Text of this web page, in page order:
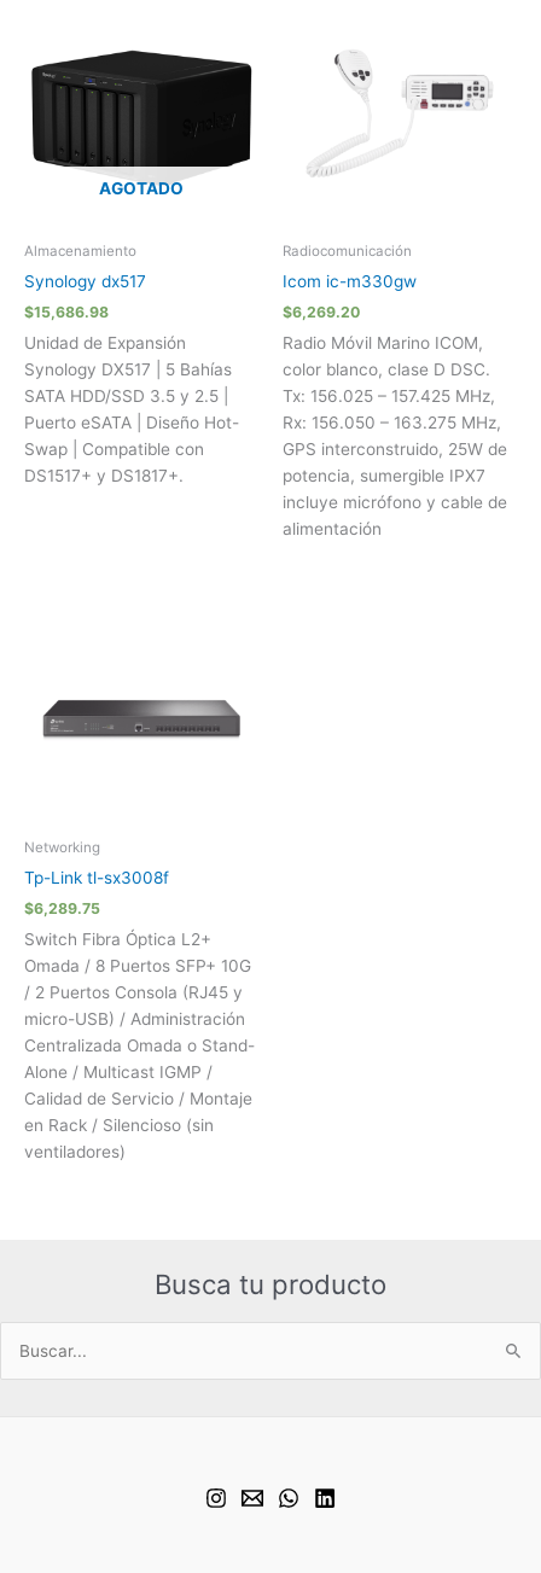
AGOTADO
Almacenamiento
Synology dx517
$15,686.98
Unidad de Expansión
Synology DX517 | 5 Bahías
SATA HDD/SSD 3.5 y 2.5 |
Puerto eSATA | Diseño Hot-
Swap | Compatible con
DS1517+ y DS1817+.
Radiocomunicación
Icom ic-m330gw
$6,269.20
Radio Móvil Marino ICOM,
color blanco, clase D DSC.
Tx: 156.025 – 157.425 MHz,
Rx: 156.050 – 163.275 MHz,
GPS interconstruido, 25W de
potencia, sumergible IPX7
incluye micrófono y cable de
alimentación
Networking
Tp-Link tl-sx3008f
$6,289.75
Switch Fibra Óptica L2+
Omada / 8 Puertos SFP+ 10G
/ 2 Puertos Consola (RJ45 y
micro-USB) / Administración
Centralizada Omada o Stand-
Alone / Multicast IGMP /
Calidad de Servicio / Montaje
en Rack / Silencioso (sin
ventiladores)
Busca tu producto
Buscar
por: